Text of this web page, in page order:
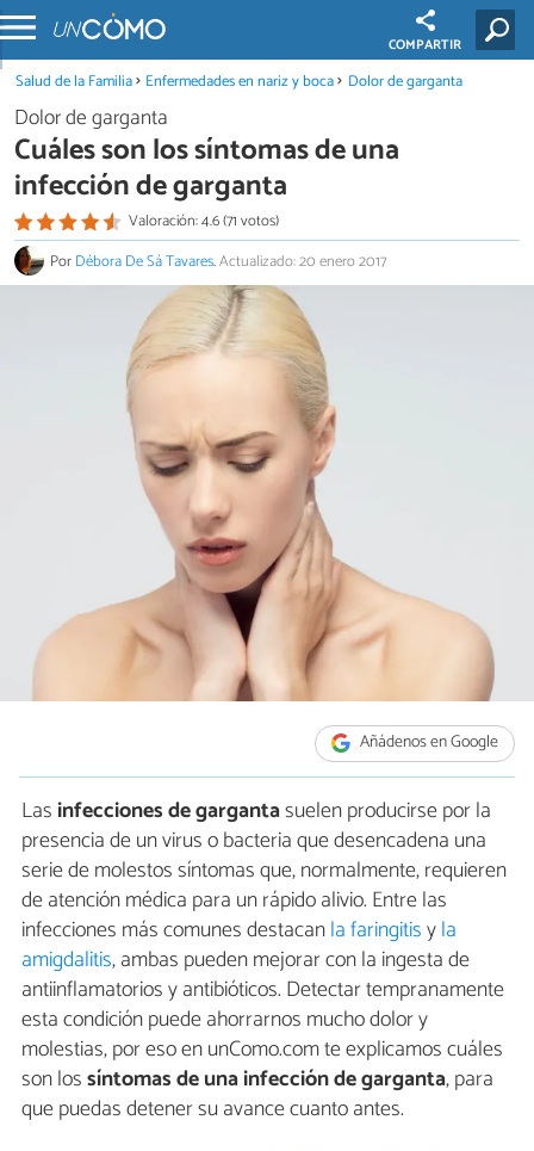
COMPARTIR
Salud de la Familia Enfermedades en nariz y boca Dolor de garganta
Dolor de garganta
Cuáles son los síntomas de una
infección de garganta
Valoración: 4.6 (71 votos)
PorDébora De Sá Tavares.Actualizado: 20 enero 2017
Añádenos en Google
Las infecciones de gargantasuelen producirse por la
presencia de un virus o bacteria que desencadena una
serie de molestos síntomas que, normalmente, requieren
de atención médica para un rápido alivio. Entre las
infecciones más comunes destacanla faringitisyla
amigdalitis, ambas pueden mejorar con la ingesta de
antiinflamatorios y antibióticos. Detectar tempranamente
esta condición puede ahorrarnos mucho dolor y
molestias, por eso en unComo.com te explicamos cuáles
son lossíntomas de una infección de garganta, para
que puedas detener su avance cuanto antes.